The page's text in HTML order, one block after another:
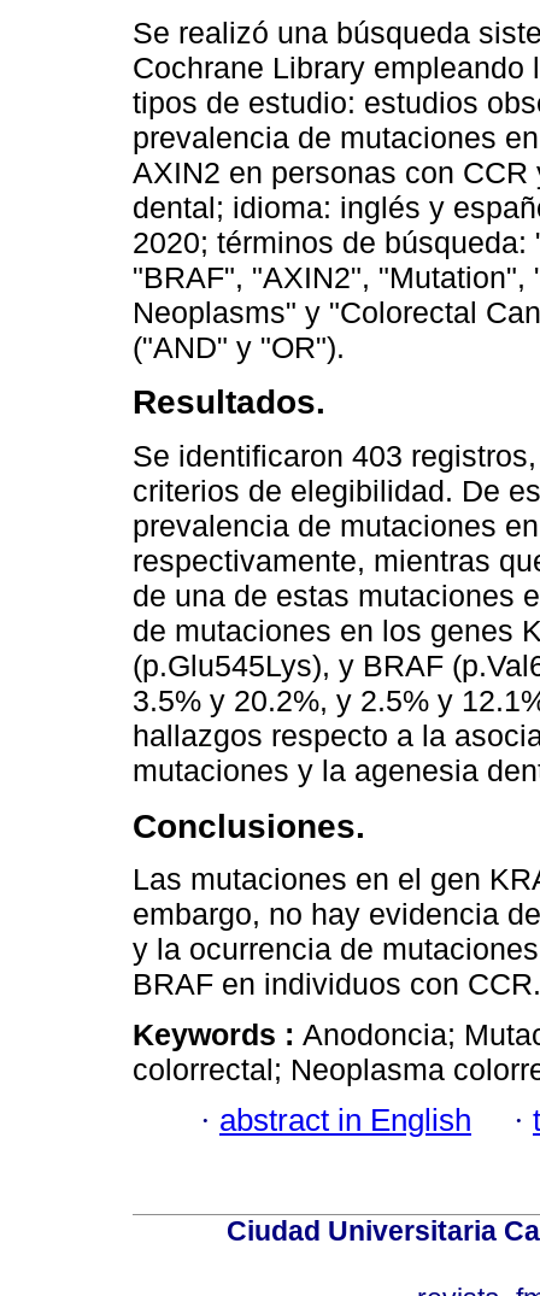
Se realizó una búsqueda
Cochrane Library
tipos de estudio: estudios
prevalencia de mutaciones
AXIN2 en personas con
dental; idioma: inglés y
2020; términos de
"BRAF", "AXIN2",
Neoplasms" y "Colorectal
("AND" y "OR").
Resultados.
Se identificaron 403
criterios de elegibilidad. De
prevalencia de mutaciones
respectivamente, mientras
de una de estas mutaciones
de mutaciones en los genes
(p.Glu545Lys), y BRAF
3.5% y 20.2%, y 2.5% y
hallazgos respecto a la
mutaciones y la agenesia
Conclusiones.
Las mutaciones en el gen
embargo, no hay evidencia
y la ocurrencia de
BRAF en individuos con CCR.
Keywords : Anodoncia;
colorrectal; Neoplasma
· abstract in English ·
Ciudad Universitaria